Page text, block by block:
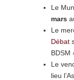
Le
mars
Le
Débat
BDSM
Le
lieu